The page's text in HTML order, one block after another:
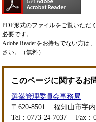
PDF形式のファイルをご覧いただ
必要です。
Adobe Readerをお持ちでない方は
さい。（無料）
このページに関するお
選挙管理委員会事務局
〒620-8501
福知山市字
Tel：0773-24-7037
Fax：